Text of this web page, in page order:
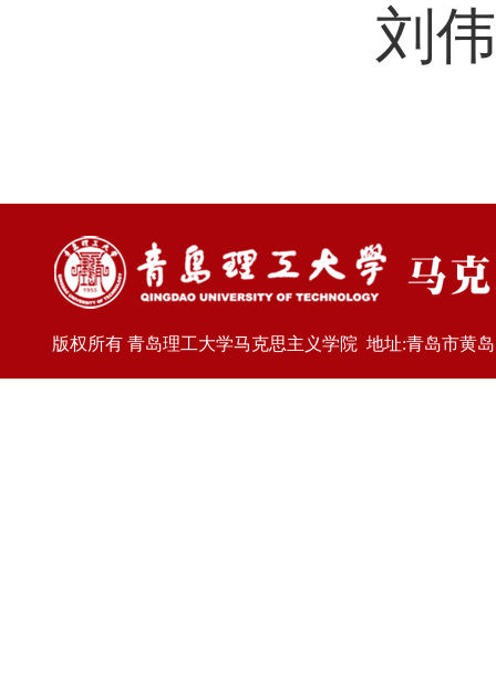
刘
版权所有 青岛理工大学马克思主义学院 地址:青岛市黄